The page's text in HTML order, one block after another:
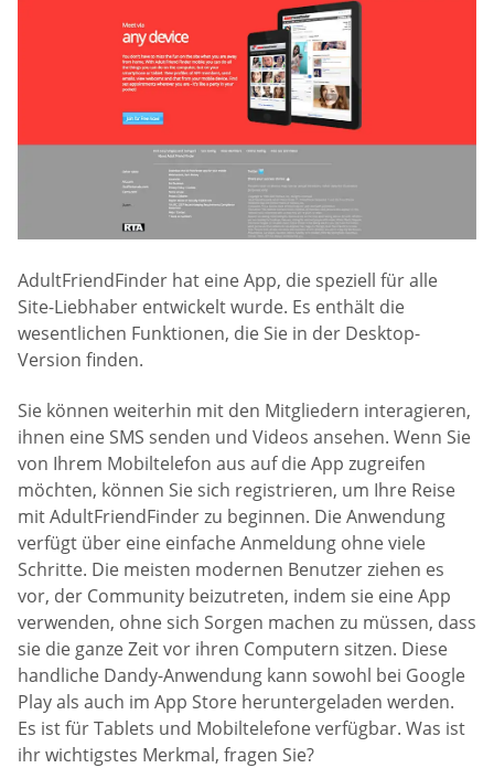
AdultFriendFinder hat eine App, die speziell für alle
Site-Liebhaber entwickelt wurde. Es enthält die
wesentlichen Funktionen, die Sie in der Desktop-
Version finden.
Sie können weiterhin mit den Mitgliedern interagieren,
ihnen eine SMS senden und Videos ansehen. Wenn Sie
von Ihrem Mobiltelefon aus auf die App zugreifen
möchten, können Sie sich registrieren, um Ihre Reise
mit AdultFriendFinder zu beginnen. Die Anwendung
verfügt über eine einfache Anmeldung ohne viele
Schritte. Die meisten modernen Benutzer ziehen es
vor, der Community beizutreten, indem sie eine App
verwenden, ohne sich Sorgen machen zu müssen, dass
sie die ganze Zeit vor ihren Computern sitzen. Diese
handliche Dandy-Anwendung kann sowohl bei Google
Play als auch im App Store heruntergeladen werden.
Es ist für Tablets und Mobiltelefone verfügbar. Was ist
ihr wichtigstes Merkmal, fragen Sie?